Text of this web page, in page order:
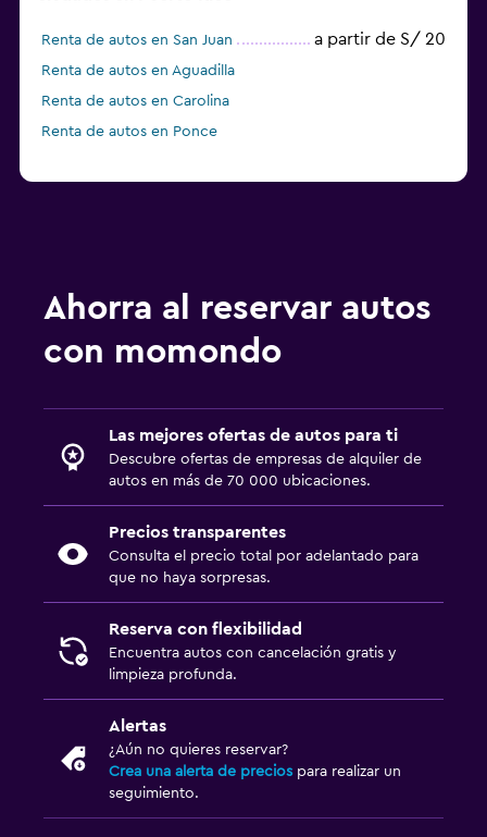
Renta de autos en San Juan a partir de S/ 20
Renta de autos en Aguadilla
Renta de autos en Carolina
Renta de autos en Ponce
Ahorra al reservar autos
con momondo
Las mejores ofertas de autos para ti
Descubre ofertas de empresas de alquiler de
autos en más de 70 000 ubicaciones.
Precios transparentes
Consulta el precio total por adelantado para
que no haya sorpresas.
Reserva con flexibilidad
Encuentra autos con cancelación gratis y
limpieza profunda.
Alertas
¿Aún no quieres reservar?
Crea una alerta de precios para realizar un
seguimiento.